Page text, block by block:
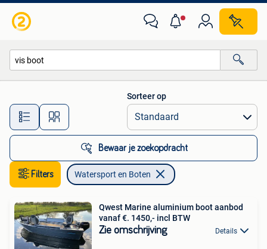
Alle afstanden…
Sorteer op
Bewaar je zoekopdracht
Filters Watersport en Boten
Qwest Marine aluminium boot aanbod
vanaf €. 1450,- incl BTW
Zie omschrijving Details